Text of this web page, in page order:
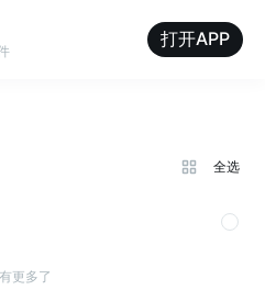
打开APP
全选
更多了